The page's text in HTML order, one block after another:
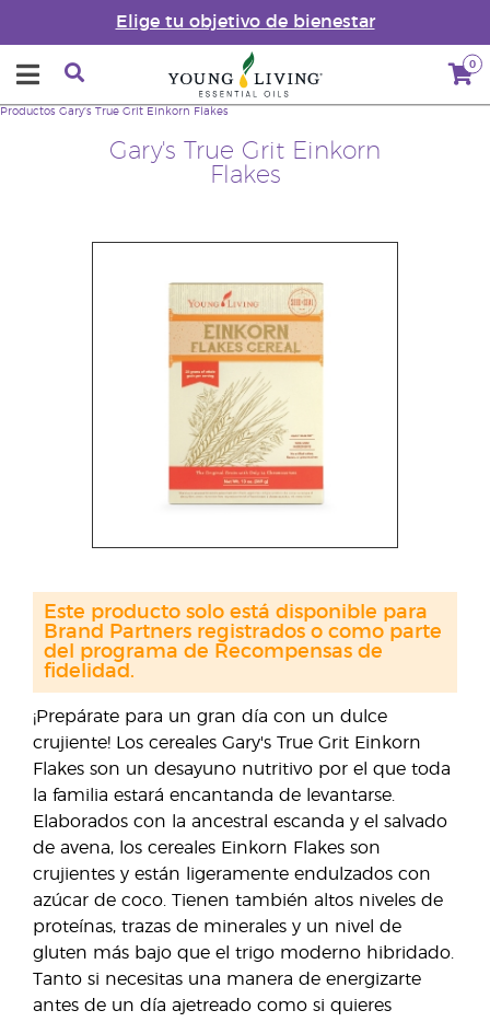
Elige tu objetivo de bienestar
0
Gary's True Grit Einkorn
Flakes
Productos Gary's True Grit Einkorn Flakes
¡Prepárate para un gran día con un dulce
crujiente! Los cereales Gary's True Grit Einkorn
Flakes son un desayuno nutritivo por el que toda
la familia estará encantanda de levantarse.
Elaborados con la ancestral escanda y el salvado
de avena, los cereales Einkorn Flakes son
crujientes y están ligeramente endulzados con
azúcar de coco. Tienen también altos niveles de
proteínas, trazas de minerales y un nivel de
gluten más bajo que el trigo moderno hibridado.
Tanto si necesitas una manera de energizarte
antes de un día ajetreado como si quieres
Este producto solo está disponible para
Brand Partners registrados o como parte
del programa de Recompensas de
fidelidad.